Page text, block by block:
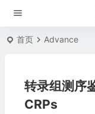
首页 Advance
转录组测序
CRPs